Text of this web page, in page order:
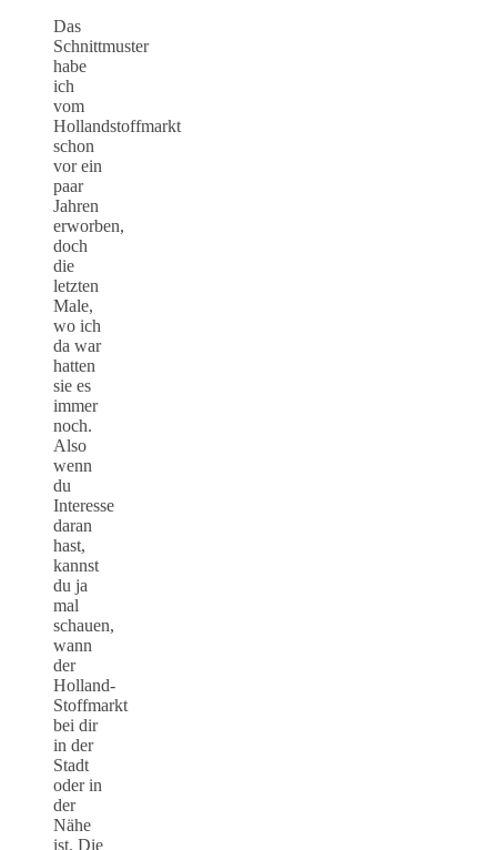
Das
Schnittmuster
habe
ich
vom
Hollandstoffmarkt
schon
vor ein
paar
Jahren
erworben,
doch
die
letzten
Male,
wo ich
da war
hatten
sie es
immer
noch.
Also
wenn
du
Interesse
daran
hast,
kannst
du ja
mal
schauen,
wann
der
Holland-
Stoffmarkt
bei dir
in der
Stadt
oder in
der
Nähe
ist. Die